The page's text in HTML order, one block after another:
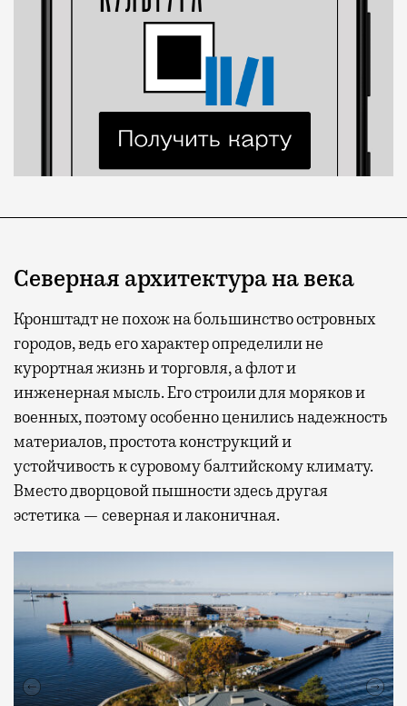
Северная архитектура на века
Кронштадт не похож на большинство островных
городов, ведь его характер определили не
курортная жизнь и торговля, а флот и
инженерная мысль. Его строили для моряков и
военных, поэтому особенно ценились надежность
материалов, простота конструкций и
устойчивость к суровому балтийскому климату.
Вместо дворцовой пышности здесь другая
эстетика — северная и лаконичная.